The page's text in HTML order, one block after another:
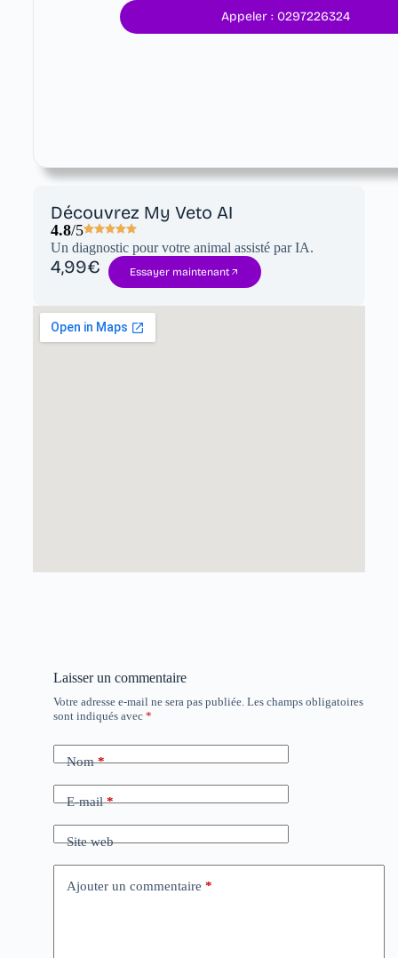
Appeler : 0297226324
Découvrez My Veto AI
4.8/5
Un diagnostic pour votre animal assisté par IA.
4,99€ Essayer maintenant
Laisser un commentaire
Votre adresse e-mail ne sera pas publiée. Les champs obligatoires
sont indiqués avec *
Nom*
E-mail*
Site web
Ajouter un commentaire *